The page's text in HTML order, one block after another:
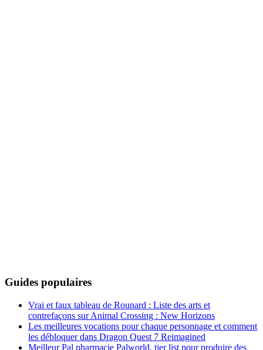
Guides populaires
Vrai et faux tableau de Rounard : Liste des arts et
contrefaçons sur Animal Crossing : New Horizons
Les meilleures vocations pour chaque personnage et comment
les débloquer dans Dragon Quest 7 Reimagined
Meilleur Pal pharmacie Palworld, tier list pour produire des